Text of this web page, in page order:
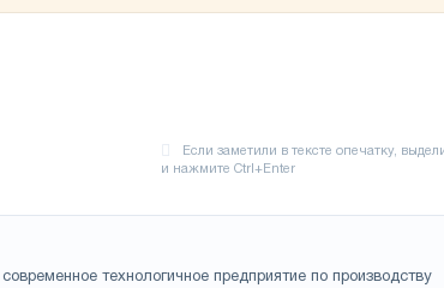
технологичное предприятие по производству